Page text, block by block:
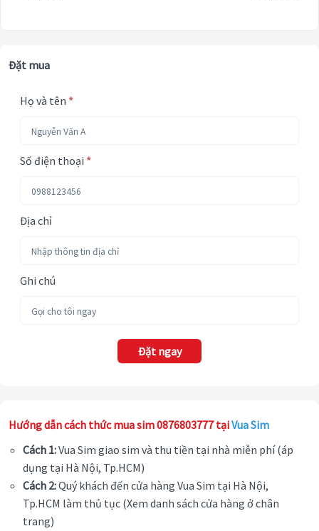
Đặt mua
Họ và tên *
Số điện thoại *
Địa chỉ
Ghi chú
Đặt ngay
Hướng dẫn cách thức mua sim 0876803777 tạiVua Sim
Cách 1:Vua Sim giao sim và thu tiền tại nhà miễn phí (áp
dụng tại Hà Nội, Tp.HCM)
Cách 2:Quý khách đến cửa hàng Vua Sim tại Hà Nội,
Tp.HCM làm thủ tục (Xem danh sách cửa hàng ở chân
trang)